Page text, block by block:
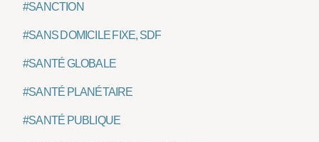
#SANCTION
#SANS DOMICILE FIXE, SDF
#SANTÉ GLOBALE
#SANTÉ PLANÉTAIRE
#SANTÉ PUBLIQUE